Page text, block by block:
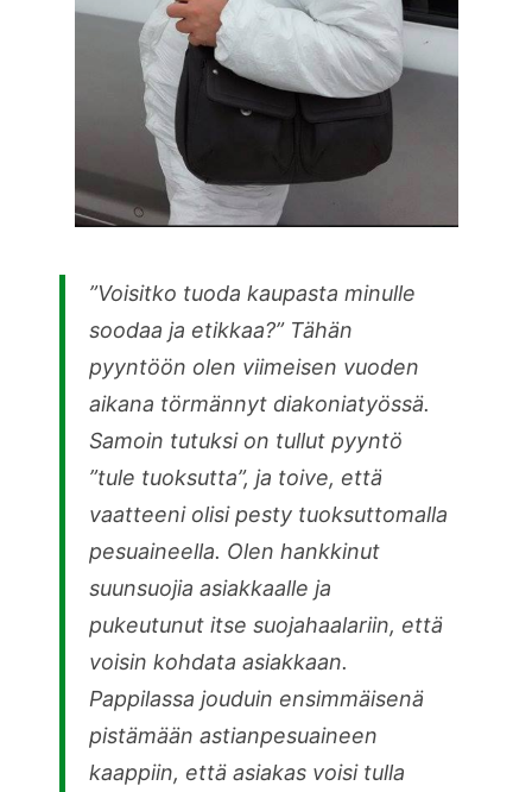
”Voisitko tuoda kaupasta minulle
soodaa ja etikkaa?” Tähän
pyyntöön olen viimeisen vuoden
aikana törmännyt diakoniatyössä.
Samoin tutuksi on tullut pyyntö
”tule tuoksutta”, ja toive, että
vaatteeni olisi pesty tuoksuttomalla
pesuaineella. Olen hankkinut
suunsuojia asiakkaalle ja
pukeutunut itse suojahaalariin, että
voisin kohdata asiakkaan.
Pappilassa jouduin ensimmäisenä
pistämään astianpesuaineen
kaappiin, että asiakas voisi tulla